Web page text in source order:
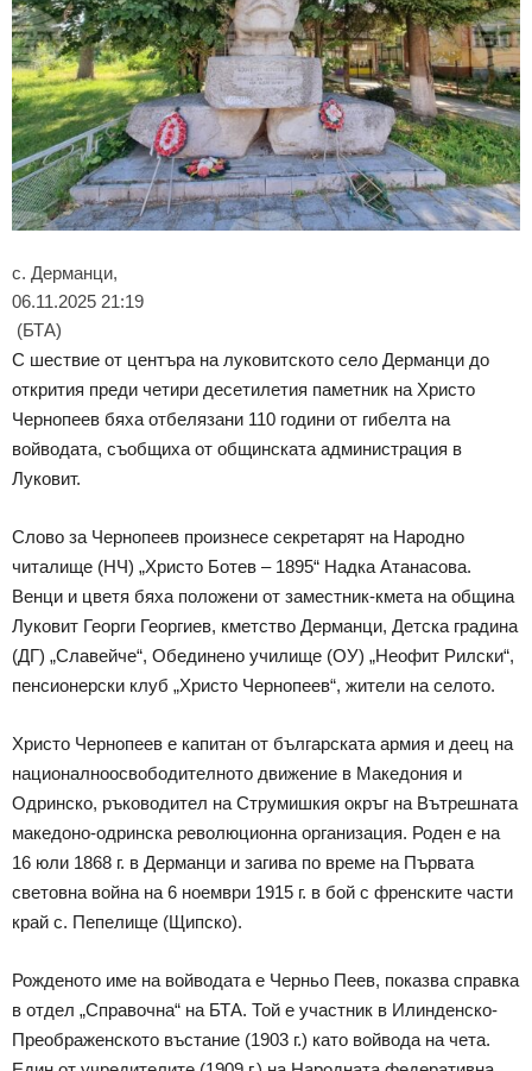
с. Дерманци,
06.11.2025 21:19
(БТА)
С шествие от центъра на луковитското село Дерманци до
открития преди четири десетилетия паметник на Христо
Чернопеев бяха отбелязани 110 години от гибелта на
войводата, съобщиха от общинската администрация в
Луковит.
Слово за Чернопеев произнесе секретарят на Народно
читалище (НЧ) „Христо Ботев – 1895“ Надка Атанасова.
Венци и цветя бяха положени от заместник-кмета на община
Луковит Георги Георгиев, кметство Дерманци, Детска градина
(ДГ) „Славейче“, Обединено училище (ОУ) „Неофит Рилски“,
пенсионерски клуб „Христо Чернопеев“, жители на селото.
Христо Чернопеев е капитан от българската армия и деец на
националноосвободителното движение в Македония и
Одринско, ръководител на Струмишкия окръг на Вътрешната
македоно-одринска революционна организация. Роден е на
16 юли 1868 г. в Дерманци и загива по време на Първата
световна война на 6 ноември 1915 г. в бой с френските части
край с. Пепелище (Щипско).
Рожденото име на войводата е Черньо Пеев, показва справка
в отдел „Справочна“ на БТА. Той е участник в Илинденско-
Преображенското въстание (1903 г.) като войвода на чета.